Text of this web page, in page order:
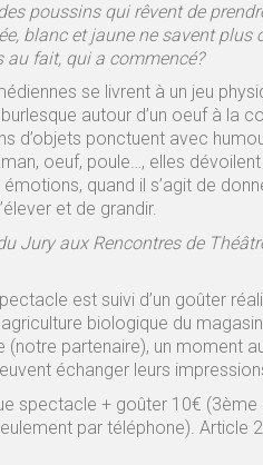
poussins qui rêvent de
blanc et jaune ne savent plus
au fait, qui a commencé?
se livrent à un jeu
autour d’un oeuf à la
d’objets ponctuent avec
oeuf, poule…, elles
émotions, quand il s’agit de
et de grandir.
Jury aux Rencontres de
est suivi d’un goûter
biologique du
(notre partenaire), un moment
échanger leurs
spectacle + goûter 10€
par téléphone). Article